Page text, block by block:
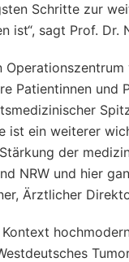
Schritte zur
ist“, sagt Prof.
Patientinnen
ist ein weiterer
der
NRW und hier
Ärztlicher
Kontext